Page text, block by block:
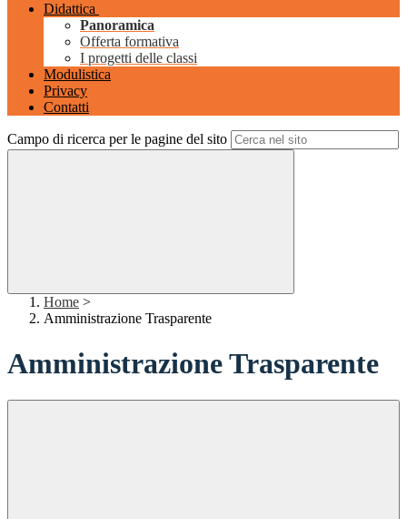
Didattica
Panoramica
Offerta formativa
I progetti delle classi
Modulistica
Privacy
Contatti
Campo di ricerca per le pagine del sito
Home >
Amministrazione Trasparente
Amministrazione Trasparente